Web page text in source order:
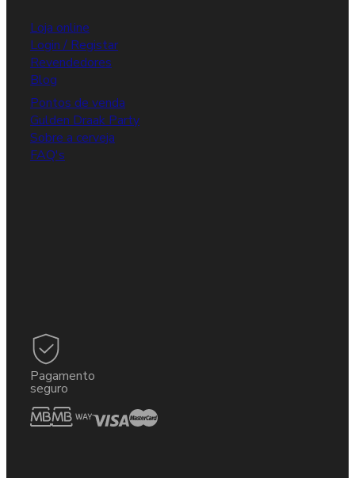
Loja online
Login / Registar
Revendedores
Blog
Pontos de venda
Gulden Draak Party
Sobre a cerveja
FAQ's
Pagamento
seguro